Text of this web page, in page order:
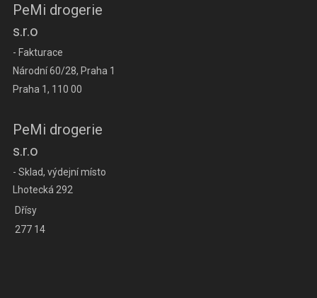
PeMi drogerie
s.r.o
- Fakturace
Národní 60/28, Praha 1
Praha 1, 110 00
PeMi drogerie
s.r.o
- Sklad, výdejní místo
Lhotecká 292
Dřísy
277 14